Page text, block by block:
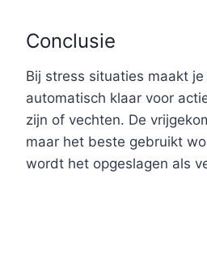
Conclusie
Bij stress situaties maakt
automatisch klaar voor
zijn of vechten. De
maar het beste gebruikt
wordt het opgeslagen als